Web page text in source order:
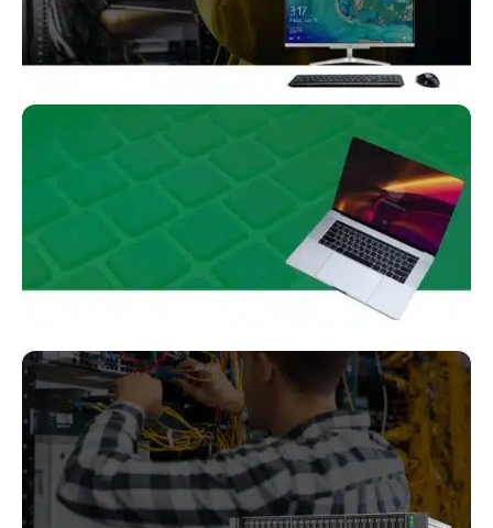
خدمات
اکتیو شبکه
خدمات
کامپیوتر در
محل